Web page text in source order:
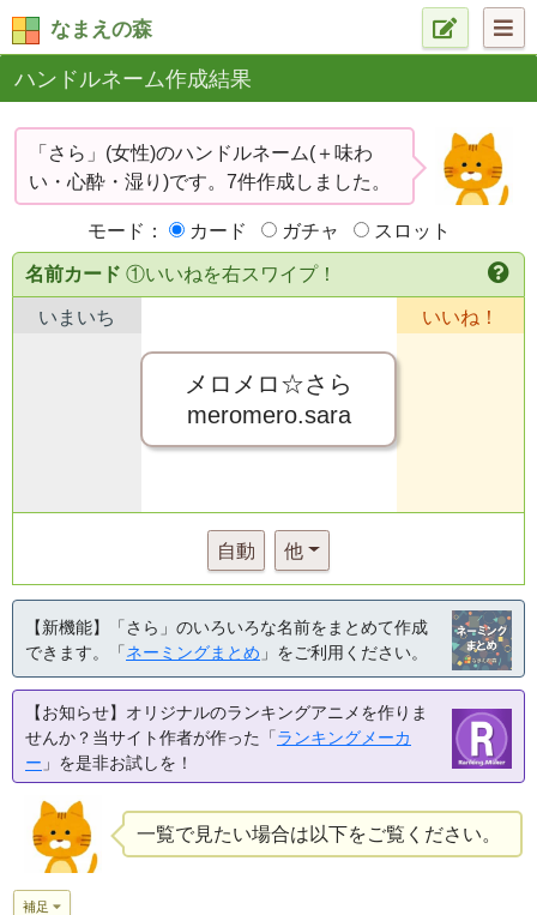
なまえの森
ハンドルネーム作成結果
「さら」(女性)のハンドルネーム(＋味わ
い・心酔・湿り)です。7件作成しました。
モード： カード ガチャ スロット
名前カード ①いいねを右スワイプ！
いまいち
メロメロ☆さら
meromero.sara
いいね！
自動 他
【新機能】「さら」のいろいろな名前をまとめて作成
できます。「ネーミングまとめ 」をご利用ください。
【お知らせ】オリジナルのランキングアニメを作りま
せんか？当サイト作者が作った「ランキングメーカ
ー 」を是非お試しを！
一覧で見たい場合は以下をご覧ください。
補足